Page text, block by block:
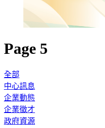
Page 5
全部
中心訊息
企業動態
企業徵才
政府資源